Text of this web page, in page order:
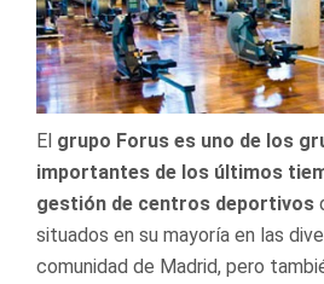
El grupo Forus es uno de los
importantes de los últimos
gestión de centros deportivos
situados en su mayoría en las
comunidad de Madrid, pero